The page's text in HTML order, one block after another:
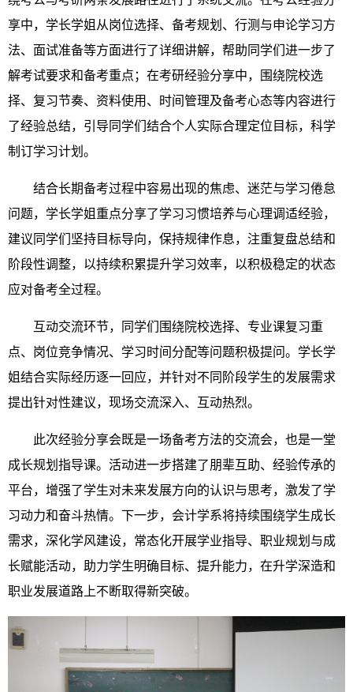
享中，学长学姐从岗位选择、备考规划、行测与申论学习方
法、面试准备等方面进行了详细讲解，帮助同学们进一步了
解考试要求和备考重点；在考研经验分享中，围绕院校选
择、复习节奏、资料使用、时间管理及备考心态等内容进行
了经验总结，引导同学们结合个人实际合理定位目标，科学
制订学习计划。
结合长期备考过程中容易出现的焦虑、迷茫与学习倦怠
问题，学长学姐重点分享了学习习惯培养与心理调适经验，
建议同学们坚持目标导向，保持规律作息，注重复盘总结和
阶段性调整，以持续积累提升学习效率，以积极稳定的状态
应对备考全过程。
互动交流环节，同学们围绕院校选择、专业课复习重
点、岗位竞争情况、学习时间分配等问题积极提问。学长学
姐结合实际经历逐一回应，并针对不同阶段学生的发展需求
提出针对性建议，现场交流深入、互动热烈。
此次经验分享会既是一场备考方法的交流会，也是一堂
成长规划指导课。活动进一步搭建了朋辈互助、经验传承的
平台，增强了学生对未来发展方向的认识与思考，激发了学
习动力和奋斗热情。下一步，会计学系将持续围绕学生成长
需求，深化学风建设，常态化开展学业指导、职业规划与成
长赋能活动，助力学生明确目标、提升能力，在升学深造和
职业发展道路上不断取得新突破。